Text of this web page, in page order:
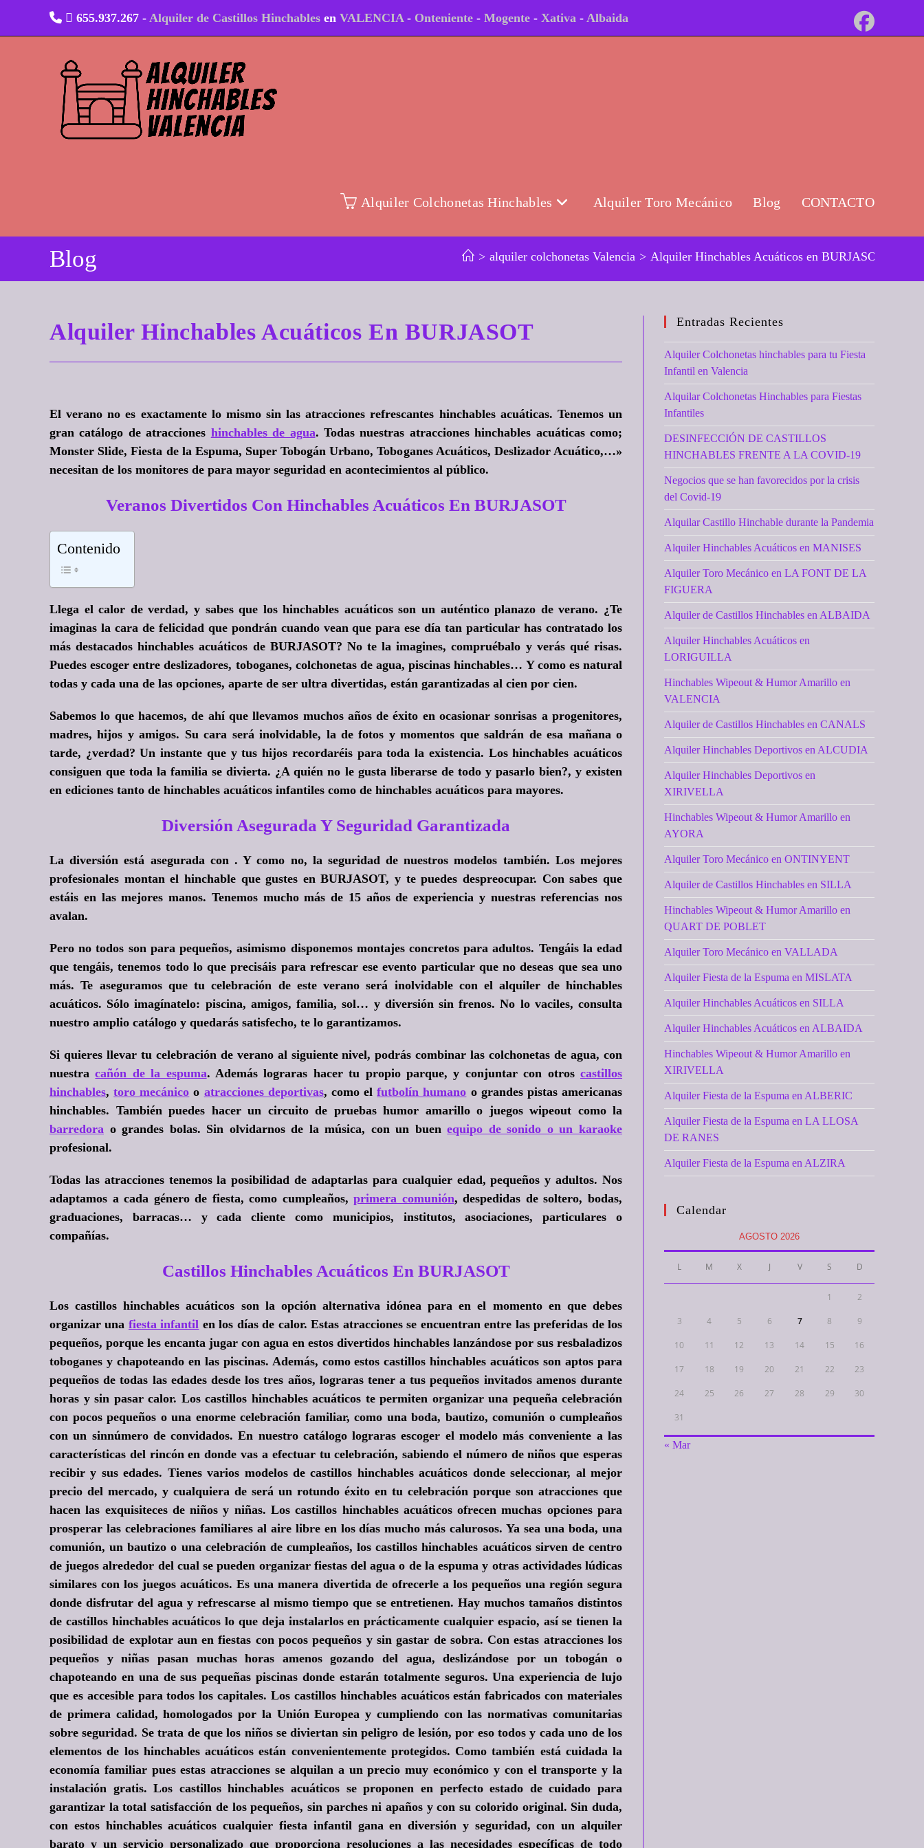
contenido
655.937.267 - Alquiler de Castillos Hinchables en VALENCIA- Onteniente - Mogente - Xativa - Albaida
Alquiler Colchonetas Hinchables Alquiler Toro Mecánico Blog CONTACTO
Blog > alquiler colchonetas Valencia > Alquiler Hinchables Acuáticos en BURJASOT
Alquiler Hinchables Acuáticos En BURJASOT
El verano no es exactamente lo mismo sin las atracciones refrescantes hinchables acuáticas. Tenemos un
gran catálogo de atracciones hinchables de agua. Todas nuestras atracciones hinchables acuáticas como;
Monster Slide, Fiesta de la Espuma, Super Tobogán Urbano, Toboganes Acuáticos, Deslizador Acuático,…»
necesitan de los monitores de para mayor seguridad en acontecimientos al público.
Veranos Divertidos Con Hinchables Acuáticos En BURJASOT
Contenido
Llega el calor de verdad, y sabes que los hinchables acuáticos son un auténtico planazo de verano. ¿Te
imaginas la cara de felicidad que pondrán cuando vean que para ese día tan particular has contratado los
más destacados hinchables acuáticos de BURJASOT? No te la imagines, compruébalo y verás qué risas.
Puedes escoger entre deslizadores, toboganes, colchonetas de agua, piscinas hinchables… Y como es natural
todas y cada una de las opciones, aparte de ser ultra divertidas, están garantizadas al cien por cien.
Sabemos lo que hacemos, de ahí que llevamos muchos años de éxito en ocasionar sonrisas a progenitores,
madres, hijos y amigos. Su cara será inolvidable, la de fotos y momentos que saldrán de esa mañana o
tarde, ¿verdad? Un instante que y tus hijos recordaréis para toda la existencia. Los hinchables acuáticos
consiguen que toda la familia se divierta. ¿A quién no le gusta liberarse de todo y pasarlo bien?, y existen
en ediciones tanto de hinchables acuáticos infantiles como de hinchables acuáticos para mayores.
Diversión Asegurada Y Seguridad Garantizada
La diversión está asegurada con . Y como no, la seguridad de nuestros modelos también. Los mejores
profesionales montan el hinchable que gustes en BURJASOT, y te puedes despreocupar. Con sabes que
estáis en las mejores manos. Tenemos mucho más de 15 años de experiencia y nuestras referencias nos
avalan.
Pero no todos son para pequeños, asimismo disponemos montajes concretos para adultos. Tengáis la edad
que tengáis, tenemos todo lo que precisáis para refrescar ese evento particular que no deseas que sea uno
más. Te aseguramos que tu celebración de este verano será inolvidable con elalquiler de hinchables
acuáticos. Sólo imagínatelo: piscina, amigos, familia, sol… y diversión sin frenos. No lo vaciles, consulta
nuestro amplio catálogo y quedarás satisfecho, te lo garantizamos.
Si quieres llevar tu celebración de verano al siguiente nivel, podrás combinar las colchonetas de agua, con
nuestracañón de la espuma. Además lograras hacer tu propio parque, y conjuntar con otroscastillos
hinchables,toro mecánico o atracciones deportivas, como elfutbolín humano o grandes pistas americanas
hinchables. También puedes hacer un circuito de pruebas humor amarillo o juegos wipeout como la
barredora o grandes bolas. Sin olvidarnos de la música, con un buenequipo de sonido o un karaoke
profesional.
Todas las atracciones tenemos la posibilidad de adaptarlas para cualquier edad, pequeños y adultos. Nos
adaptamos a cada género de fiesta, como cumpleaños,primera comunión, despedidas de soltero, bodas,
graduaciones, barracas… y cada cliente como municipios, institutos, asociaciones, particulares o
compañías.
Castillos Hinchables Acuáticos En BURJASOT
Los castillos hinchables acuáticos son la opción alternativa idónea para en el momento en que debes
organizar una fiesta infantil en los días de calor. Estas atracciones se encuentran entre las preferidas de los
pequeños, porque les encanta jugar con agua en estos divertidos hinchables lanzándose por sus resbaladizos
toboganes y chapoteando en las piscinas. Además, como estos castillos hinchables acuáticos son aptos para
pequeños de todas las edades desde los tres años, lograras tener a tus pequeños invitados amenos durante
horas y sin pasar calor. Los castillos hinchables acuáticos te permiten organizar una pequeña celebración
con pocos pequeños o una enorme celebración familiar, como una boda, bautizo, comunión o cumpleaños
con un sinnúmero de convidados. En nuestro catálogo lograras escoger el modelo más conveniente a las
características del rincón en donde vas a efectuar tu celebración, sabiendo el número de niños que esperas
recibir y sus edades. Tienes varios modelos de castillos hinchables acuáticos donde seleccionar, al mejor
precio del mercado, y cualquiera de será un rotundo éxito en tu celebración porque son atracciones que
hacen las exquisiteces de niños y niñas. Los castillos hinchables acuáticos ofrecen muchas opciones para
prosperar las celebraciones familiares al aire libre en los días mucho más calurosos. Ya sea una boda, una
comunión, un bautizo o una celebración de cumpleaños, los castillos hinchables acuáticos sirven de centro
de juegos alrededor del cual se pueden organizar fiestas del agua o de la espuma y otras actividades lúdicas
similares con los juegos acuáticos. Es una manera divertida de ofrecerle a los pequeños una región segura
donde disfrutar del agua y refrescarse al mismo tiempo que se entretienen. Hay muchos tamaños distintos
de castillos hinchables acuáticos lo que deja instalarlos en prácticamente cualquier espacio, así se tienen la
posibilidad de explotar aun en fiestas con pocos pequeños y sin gastar de sobra. Con estas atracciones los
pequeños y niñas pasan muchas horas amenos gozando del agua, deslizándose por un tobogán o
chapoteando en una de sus pequeñas piscinas donde estarán totalmente seguros. Una experiencia de lujo
que es accesible para todos los capitales. Los castillos hinchables acuáticos están fabricados con materiales
de primera calidad, homologados por la Unión Europea y cumpliendo con las normativas comunitarias
sobre seguridad. Se trata de que los niños se diviertan sin peligro de lesión, por eso todos y cada uno de los
elementos de los hinchables acuáticos están convenientemente protegidos. Como también está cuidada la
economía familiar pues estas atracciones se alquilan a un precio muy económico y con el transporte y la
instalación gratis. Los castillos hinchables acuáticos se proponen en perfecto estado de cuidado para
garantizar la total satisfacción de los pequeños, sin parches ni apaños y con su colorido original. Sin duda,
con estos hinchables acuáticos cualquier fiesta infantil gana en diversión y seguridad, con un alquiler
barato y un servicio personalizado que proporciona resoluciones a las necesidades específicas de todo
Entradas Recientes
Alquiler Colchonetas hinchables para tu Fiesta
Infantil en Valencia
Alquilar Colchonetas Hinchables para Fiestas
Infantiles
DESINFECCIÓN DE CASTILLOS
HINCHABLES FRENTE A LA COVID-19
Negocios que se han favorecidos por la crisis
del Covid-19
Alquilar Castillo Hinchable durante la Pandemia
Alquiler Hinchables Acuáticos en MANISES
Alquiler Toro Mecánico en LA FONT DE LA
FIGUERA
Alquiler de Castillos Hinchables en ALBAIDA
Alquiler Hinchables Acuáticos en
LORIGUILLA
Hinchables Wipeout & Humor Amarillo en
VALENCIA
Alquiler de Castillos Hinchables en CANALS
Alquiler Hinchables Deportivos en ALCUDIA
Alquiler Hinchables Deportivos en
XIRIVELLA
Hinchables Wipeout & Humor Amarillo en
AYORA
Alquiler Toro Mecánico en ONTINYENT
Alquiler de Castillos Hinchables en SILLA
Hinchables Wipeout & Humor Amarillo en
QUART DE POBLET
Alquiler Toro Mecánico en VALLADA
Alquiler Fiesta de la Espuma en MISLATA
Alquiler Hinchables Acuáticos en SILLA
Alquiler Hinchables Acuáticos en ALBAIDA
Hinchables Wipeout & Humor Amarillo en
XIRIVELLA
Alquiler Fiesta de la Espuma en ALBERIC
Alquiler Fiesta de la Espuma en LA LLOSA
DE RANES
Alquiler Fiesta de la Espuma en ALZIRA
Calendar
AGOSTO 2026
L M X J V S D
1 2
3 4 5 6 7 8 9
10 11 12 13 14 15 16
17 18 19 20 21 22 23
24 25 26 27 28 29 30
31
« Mar